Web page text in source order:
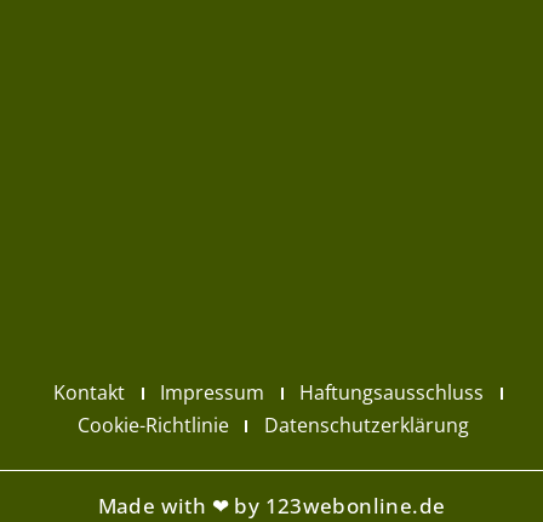
Kontakt Impressum
Haftungsausschluss
Cookie-Richtlinie
Datenschutzerklärung
Made with ❤ by 123webonline.de